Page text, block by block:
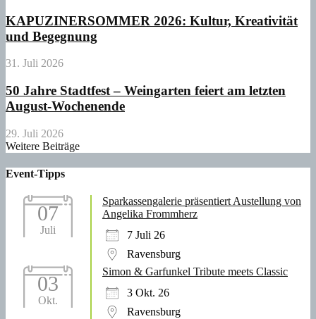
KAPUZINERSOMMER 2026: Kultur, Kreativität
und Begegnung
31. Juli 2026
50 Jahre Stadtfest – Weingarten feiert am letzten
August-Wochenende
29. Juli 2026
Weitere Beiträge
Event-Tipps
07
Juli
Sparkassengalerie präsentiert Austellung von
Angelika Frommherz
7 Juli 26
Ravensburg
03
Okt.
Simon & Garfunkel Tribute meets Classic
3 Okt. 26
Ravensburg